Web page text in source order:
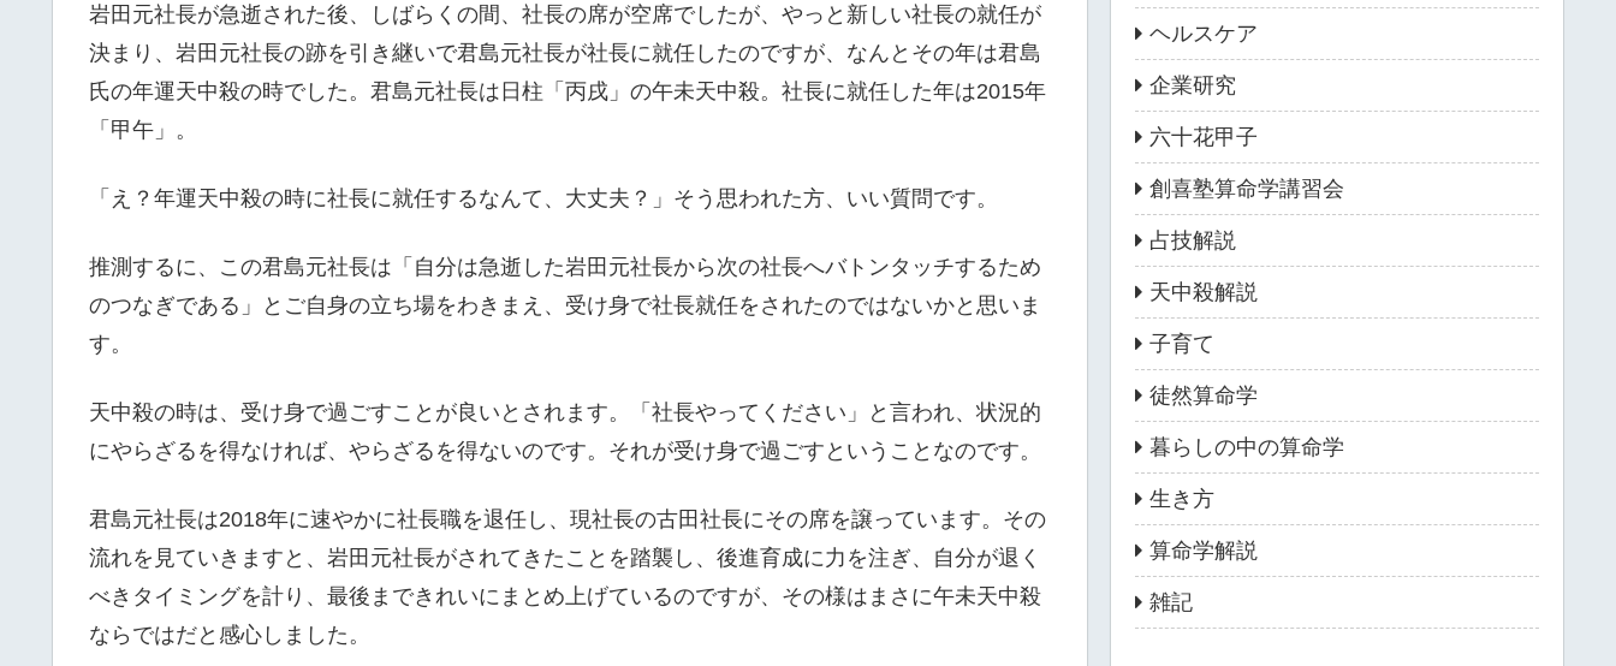
岩田元社長が急逝された後、しばらくの間、社長の席が空席でしたが、やっと新しい社長の就任が
決まり、岩田元社長の跡を引き継いで君島元社長が社長に就任したのですが、なんとその年は君島
氏の年運天中殺の時でした。君島元社長は日柱「丙戌」の午未天中殺。社長に就任した年は2015年
「甲午」。
「え？年運天中殺の時に社長に就任するなんて、大丈夫？」そう思われた方、いい質問です。
推測するに、この君島元社長は「自分は急逝した岩田元社長から次の社長へバトンタッチするため
のつなぎである」とご自身の立ち場をわきまえ、受け身で社長就任をされたのではないかと思いま
す。
天中殺の時は、受け身で過ごすことが良いとされます。「社長やってください」と言われ、状況的
にやらざるを得なければ、やらざるを得ないのです。それが受け身で過ごすということなのです。
君島元社長は2018年に速やかに社長職を退任し、現社長の古田社長にその席を譲っています。その
流れを見ていきますと、岩田元社長がされてきたことを踏襲し、後進育成に力を注ぎ、自分が退く
べきタイミングを計り、最後まできれいにまとめ上げているのですが、その様はまさに午未天中殺
ならではだと感心しました。
ヘルスケア
企業研究
六十花甲子
創喜塾算命学講習会
占技解説
天中殺解説
子育て
徒然算命学
暮らしの中の算命学
生き方
算命学解説
雑記